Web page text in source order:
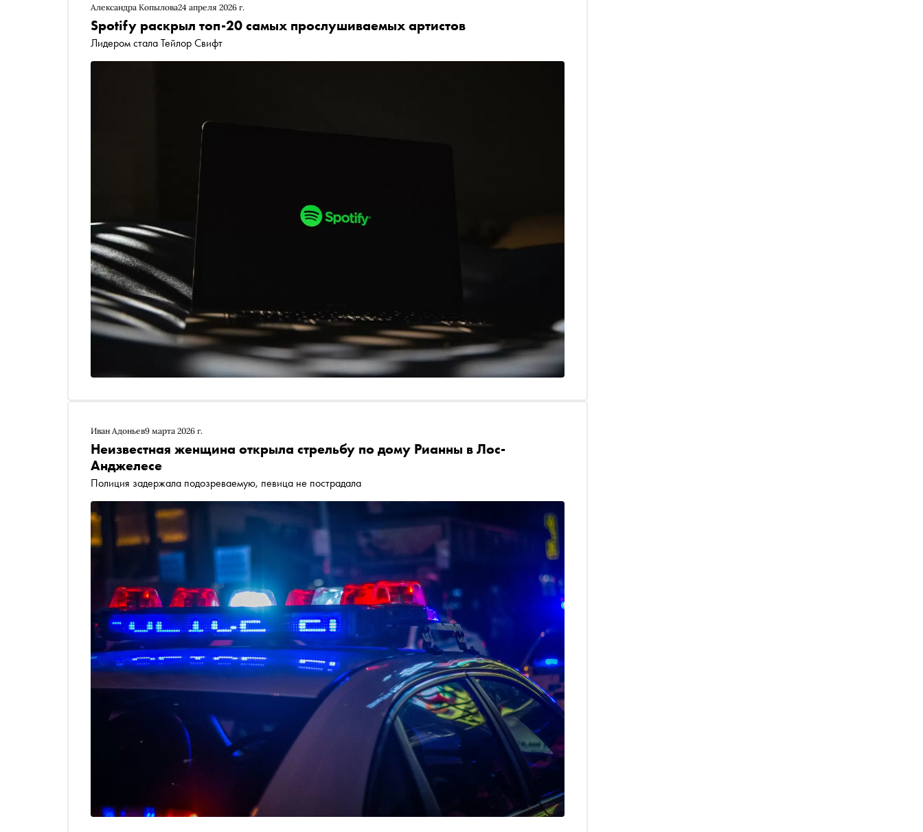
Александра Копылова24 апреля 2026 г.
Spotify раскрыл топ-20 самых прослушиваемых артистов
Лидером стала Тейлор Свифт
Иван Адоньев9 марта 2026 г.
Неизвестная женщина открыла стрельбу по дому Рианны в Лос-
Анджелесе
Полиция задержала подозреваемую, певица не пострадала